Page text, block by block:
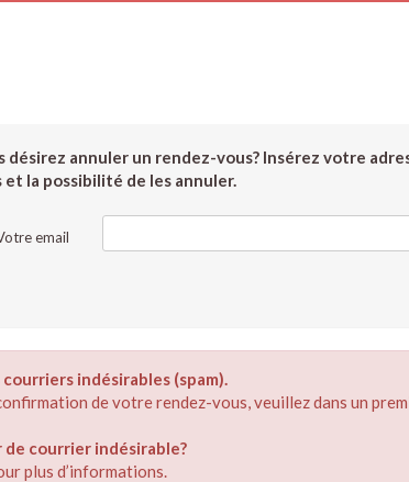
annuler un rendez-vous? Insérez votre
la possibilité de les annuler.
email
indésirables (spam).
de votre rendez-vous, veuillez dans un
courrier indésirable?
plus d’informations.